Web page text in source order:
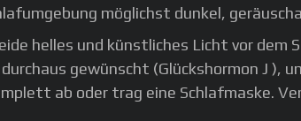
möglichst dunkel,
helles und künstliches Licht vor
gewünscht (Glückshormon J
ab oder trag eine Schlafmaske.